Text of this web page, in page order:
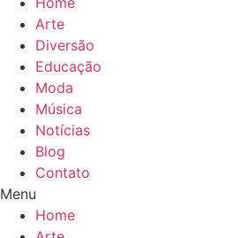
Arte
Diversão
Educação
Moda
Música
Notícias
Blog
Contato
Menu
Home